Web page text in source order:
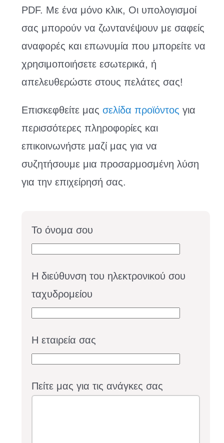
PDF. Με ένα μόνο κλικ, Οι υπολογισμοί
σας μπορούν να ζωντανέψουν με σαφείς
αναφορές και επωνυμία που μπορείτε να
χρησιμοποιήσετε εσωτερικά, ή
απελευθερώστε στους πελάτες σας!
Επισκεφθείτε μας σελίδα προϊόντος για
περισσότερες πληροφορίες και
επικοινωνήστε μαζί μας για να
συζητήσουμε μια προσαρμοσμένη λύση
για την επιχείρησή σας.
Το όνομα σου
Η διεύθυνση του ηλεκτρονικού σου
ταχυδρομείου
Η εταιρεία σας
Πείτε μας για τις ανάγκες σας